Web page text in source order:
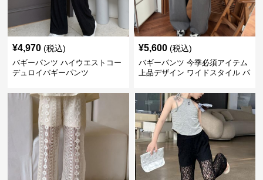
¥4,970 (税込)
バギーパンツ ハイウエストコー
デュロイバギーパンツ
¥5,600 (税込)
バギーパンツ 今季必須アイテム
上品デザイン ワイドスタイル パ